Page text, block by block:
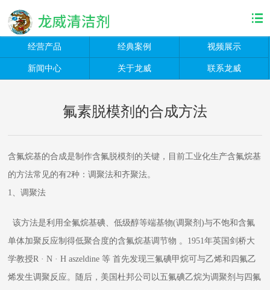
经营产品 经典案例 视频展示
新闻中心 关于龙威 联系龙威
氟素脱模剂的合成方法
含氟烷基的合成是制作含氟脱模剂的关键，目前工业化生产含氟烷基
的方法常见的有2种：调聚法和齐聚法。
1、调聚法
该方法是利用全氟烷基碘、低级醇等端基物(调聚剂)与不饱和含氟
单体加聚反应制得低聚合度的含氟烷基调节物 。1951年英国剑桥大
学教授R · N · H aszeldine 等 首先发现三氟碘甲烷可与乙烯和四氟乙
烯发生调聚反应。随后，美国杜邦公司以五氟碘乙烷为调聚剂与四氟